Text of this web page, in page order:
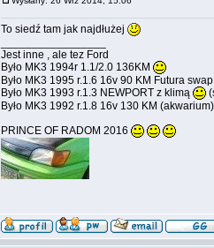
To siedź tam jak najdłużej
Jest inne , ale tez Ford
Było MK3 1994r 1.1/2.0 136KM
Było MK3 1995 r.1.6 16v 90 KM Futura
Było MK3 1993 r.1.3 NEWPORT z klimą
Było MK3 1992 r.1.8 16v 130 KM (akwarium)
PRINCE OF RADOM 2016